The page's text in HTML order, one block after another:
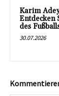
Karim
Entdecken
des
30.07.2026